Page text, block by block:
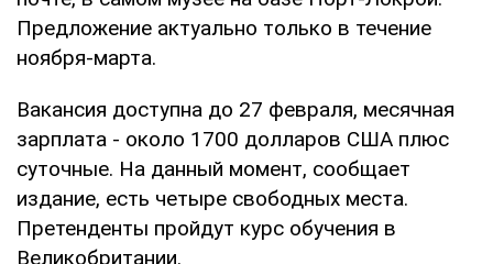
Предложение актуально только в течение
ноября-марта.
Вакансия доступна до 27 февраля, месячная
зарплата - около 1700 долларов США плюс
суточные. На данный момент, сообщает
издание, есть четыре свободных места.
Претенденты пройдут курс обучения в
Великобритании.